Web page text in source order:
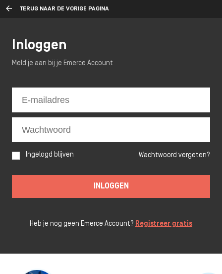
TERUG NAAR DE VORIGE PAGINA
Inloggen
Meld je aan bij je Emerce Account
Ingelogd blijven Wachtwoord vergeten?
INLOGGEN
Heb je nog geen Emerce Account? Registreer gratis